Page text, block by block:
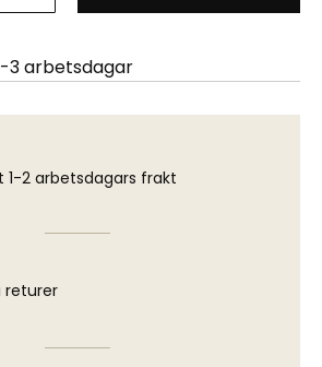
3 arbetsdagar
& WHITE 3mm
1-2 arbetsdagars frakt
returer